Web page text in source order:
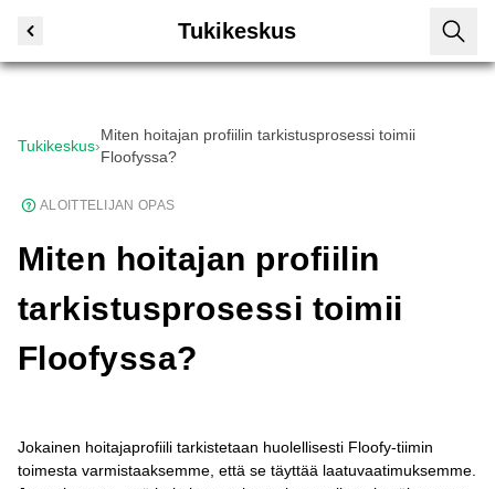
Tukikeskus
Tukikeskus›
Miten hoitajan profiilin tarkistusprosessi toimii
Floofyssa?
ALOITTELIJAN OPAS
Miten hoitajan profiilin
tarkistusprosessi toimii
Floofyssa?
Jokainen hoitajaprofiili tarkistetaan huolellisesti Floofy-tiimin
toimesta varmistaaksemme, että se täyttää laatuvaatimuksemme.